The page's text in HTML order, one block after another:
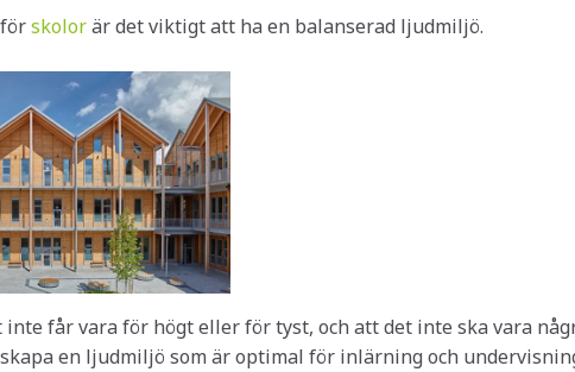
skolorär det viktigt att ha en balanserad ljudmiljö.
får vara för högt eller för tyst, och att det inte ska vara
en ljudmiljö som är optimal för inlärning och